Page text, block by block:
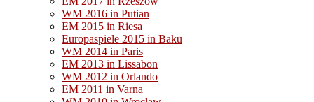
WM 2016 in Putian
EM 2015 in Riesa
Europaspiele 2015 in Baku
WM 2014 in Paris
EM 2013 in Lissabon
WM 2012 in Orlando
EM 2011 in Varna